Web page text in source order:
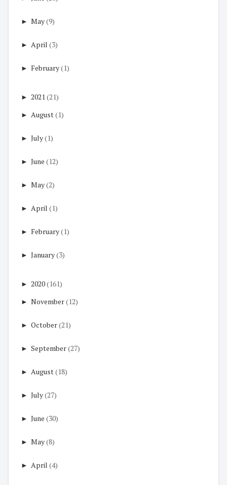
► May(9)
► April (3)
► February(1)
► 2021 (21)
► August(1)
► July(1)
► June (12)
► May(2)
► April (1)
► February(1)
► January(3)
► 2020(161)
► November(12)
► October(21)
► September(27)
► August(18)
► July(27)
► June (30)
► May(8)
► April (4)